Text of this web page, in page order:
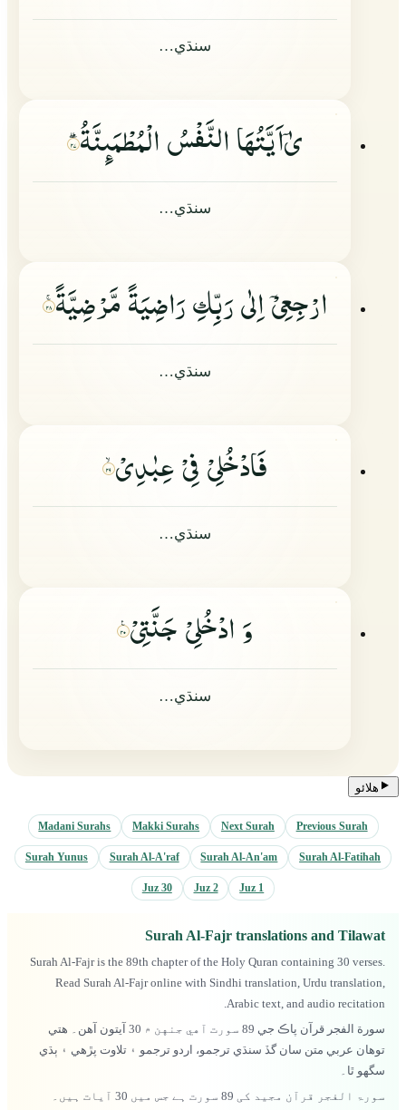
سنڌي…
یٰاَیَّتُهَا النَّفْسُ الْمُطْمَىِٕنَّةُ ۲۷
سنڌي…
ارْجِعِیْاِلٰى رَبِّكِ رَاضِیَةً مَّرْضِیَّةً ۲۸
سنڌي…
فَادْخُلِیْ فِیْ عِبٰدِیْ ۲۹
سنڌي…
وَ ادْخُلِیْ جَنَّتِیْ ۳۰
سنڌي…
هلائو
Previous Surah
Next Surah
Makki Surahs
Madani Surahs
Surah Al-Fatihah
Surah Al-An'am
Surah Al-A'raf
Surah Yunus
Juz 1
Juz 2
Juz 30
Surah Al-Fajr translations and Tilawat
Surah Al-Fajr is the 89th chapter of the Holy Quran containing 30 verses.
Read Surah Al-Fajr online with Sindhi translation, Urdu translation,
Arabic text, and audio recitation.
سورة الفجر قرآن پاڪ جي 89 سورت آهي جنهن ۾ 30 آيتون آهن۔ هتي
توهان عربي متن سان گڏ سنڌي ترجمو، اردو ترجمو ۽ تلاوت پڙهي ۽ ٻڌي
سگهو ٿا۔
سورۃ الفجر قرآن مجید کی 89 سورت ہے جس میں 30 آیات ہیں۔